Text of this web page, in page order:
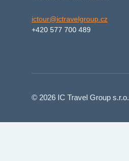
ictour@ictravelgroup.cz
+420 577 700 489
© 2026 IC Travel Group s.r.o.